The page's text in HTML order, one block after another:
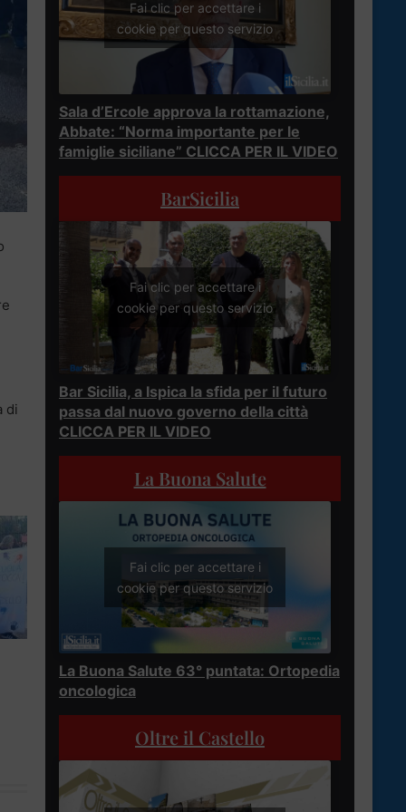
di
Fai clic per accettare i
cookie per questo servizio
Sala d’Ercole approva la rottamazione,
Abbate: “Norma importante per le
famiglie siciliane” CLICCA PER IL VIDEO
BarSicilia
Fai clic per accettare i
cookie per questo servizio
Bar Sicilia, a Ispica la sfida per il futuro
passa dal nuovo governo della città
CLICCA PER IL VIDEO
La Buona Salute
Fai clic per accettare i
cookie per questo servizio
La Buona Salute 63° puntata: Ortopedia
oncologica
Oltre il Castello